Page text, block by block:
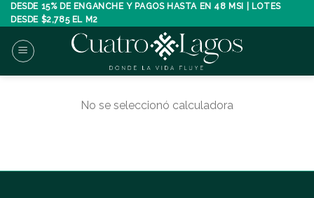
Skip
to
content
DESDE 15% DE ENGANCHE Y PAGOS HASTA EN 48 MSI | LOTES
DESDE $2,785 EL M2
No se seleccionó calculadora